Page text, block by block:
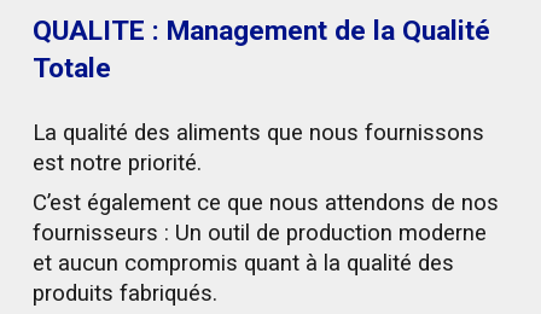
QUALITE : Management de la Qualité
Totale
La qualité des aliments que nous fournissons
est notre priorité.
C’est également ce que nous attendons de nos
fournisseurs : Un outil de production moderne
et aucun compromis quant à la qualité des
produits fabriqués.